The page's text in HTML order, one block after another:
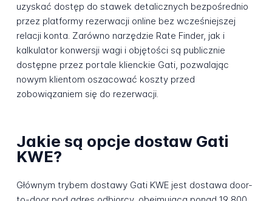
uzyskać dostęp do stawek detalicznych bezpośrednio
przez platformy rezerwacji online bez wcześniejszej
relacji konta. Zarówno narzędzie Rate Finder, jak i
kalkulator konwersji wagi i objętości są publicznie
dostępne przez portale klienckie Gati, pozwalając
nowym klientom oszacować koszty przed
zobowiązaniem się do rezerwacji.
Jakie są opcje dostaw Gati
KWE?
Głównym trybem dostawy Gati KWE jest dostawa door-